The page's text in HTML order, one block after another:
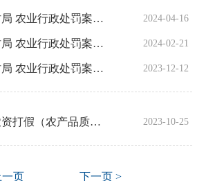
益阳市农业农村局 农业行政处罚案件信息公开表益农（招投）罚〔2022〕8号 2024-04-16
益阳市农业农村局 农业行政处罚案件信息公开表益农（招投）罚〔2022〕7号 2024-02-21
益阳市农业农村局 农业行政处罚案件信息公开表益农（招投）罚〔2022〕6号 2023-12-12
2023年益阳市农资打假（农产品质量安全） 典型案例 2023-10-25
一页 下一页 >